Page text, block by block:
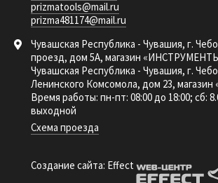
prizmatools@mail.ru
prizma481174@mail.ru
Чувашская Республика - Чувашия, г.
проезд, дом 5А, магазин
Чувашская Республика - Чувашия, г.
Ленинского Комсомола, дом 23,
Время работы: пн-пт: 08:00 до 18:00; сб:
выходной
Схема проезда
Создание сайта: Effect